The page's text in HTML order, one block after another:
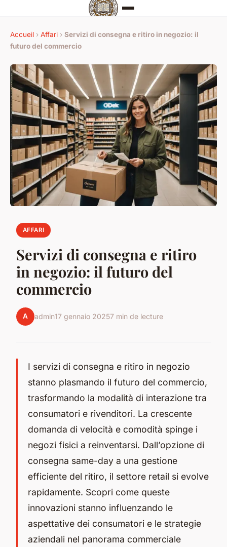
Accueil › Affari › Servizi di consegna e ritiro in negozio: il
futuro del commercio
AFFARI
Servizi di consegna e ritiro
in negozio: il futuro del
commercio
A admin17 gennaio 20257 min de lecture
I servizi di consegna e ritiro in negozio
stanno plasmando il futuro del commercio,
trasformando la modalità di interazione tra
consumatori e rivenditori. La crescente
domanda di velocità e comodità spinge i
negozi fisici a reinventarsi. Dall’opzione di
consegna same-day a una gestione
efficiente del ritiro, il settore retail si evolve
rapidamente. Scopri come queste
innovazioni stanno influenzando le
aspettative dei consumatori e le strategie
aziendali nel panorama commerciale